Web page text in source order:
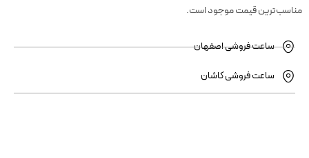
مناسب‌ترین قیمت موجود است.
ساعت فروشی اصفهان
ساعت فروشی کاشان